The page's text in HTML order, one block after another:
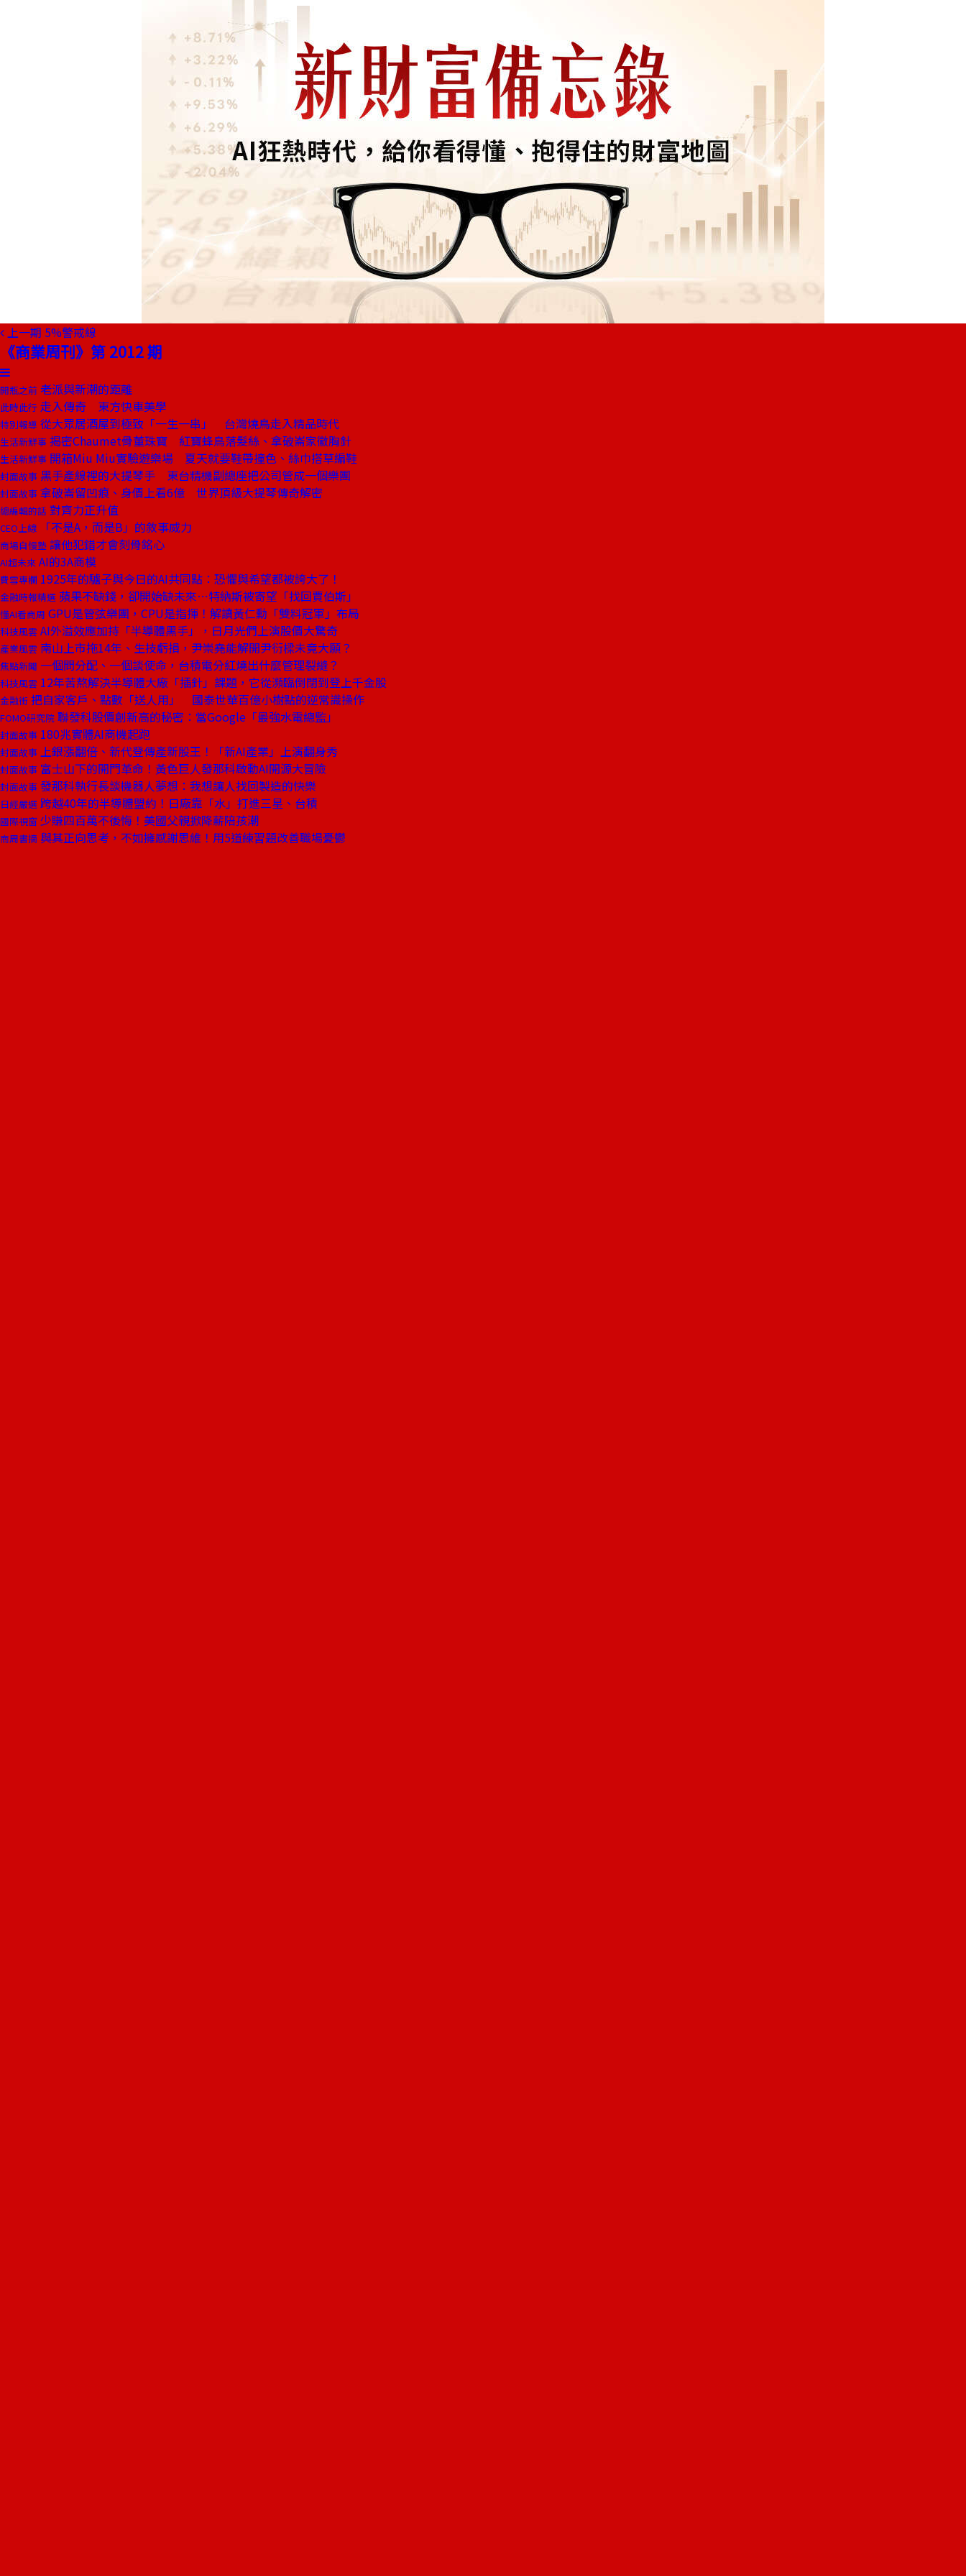
上一期 5%警戒線
《商業周刊》第 2012 期
開瓶之前 老派與新潮的距離
此時此行 走入傳奇 東方快車美學
特別報導 從大眾居酒屋到極致「一生一串」 台灣燒鳥走入精品時代
生活新鮮事 揭密Chaumet骨董珠寶 紅寶蜂鳥落髮絲、拿破崙家徽胸針
生活新鮮事 開箱Miu Miu實驗遊樂場 夏天就要鞋帶撞色、絲巾搭草編鞋
封面故事 黑手產線裡的大提琴手 東台精機副總座把公司管成一個樂團
封面故事 拿破崙留凹痕、身價上看6億 世界頂級大提琴傳奇解密
總編輯的話 對齊力正升值
CEO上線 「不是A，而是B」的敘事威力
商場自慢塾 讓他犯錯才會刻骨銘心
AI超未來 AI的3A商模
費雪專欄 1925年的驢子與今日的AI共同點：恐懼與希望都被誇大了！
金融時報精選 蘋果不缺錢，卻開始缺未來⋯特納斯被寄望「找回賈伯斯」
懂AI看商周 GPU是管弦樂團，CPU是指揮！解讀黃仁勳「雙料冠軍」布局
科技風雲 AI外溢效應加持「半導體黑手」，日月光們上演股價大驚奇
產業風雲 南山上市拖14年、生技虧損，尹崇堯能解開尹衍樑未竟大願？
焦點新聞 一個問分配、一個談使命，台積電分紅燒出什麼管理裂縫？
科技風雲 12年苦熬解決半導體大廠「插針」課題，它從瀕臨倒閉到登上千金股
金融街 把自家客戶、點數「送人用」 國泰世華百億小樹點的逆常識操作
FOMO研究院 聯發科股價創新高的秘密：當Google「最強水電總監」
封面故事 180兆實體AI商機起跑
封面故事 上銀漲翻倍、新代登傳產新股王！「新AI產業」上演翻身秀
封面故事 富士山下的開門革命！黃色巨人發那科啟動AI開源大冒險
封面故事 發那科執行長談機器人夢想：我想讓人找回製造的快樂
日經嚴選 跨越40年的半導體盟約！日廠靠「水」打進三星、台積
國際視窗 少賺四百萬不後悔！美國父親掀降薪陪孩潮
商周書摘 與其正向思考，不如擁感謝思維！用5道練習題改善職場憂鬱